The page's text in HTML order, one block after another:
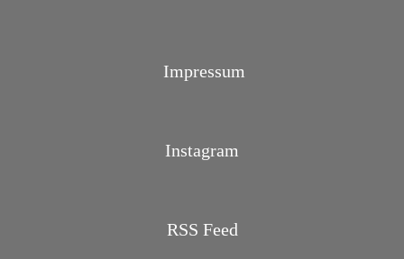
Impressum
Instagram
RSS Feed